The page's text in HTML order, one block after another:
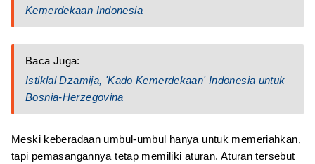
Kemerdekaan Indonesia
Baca Juga:
Istiklal Dzamija, 'Kado Kemerdekaan' Indonesia untuk
Bosnia-Herzegovina
Meski keberadaan umbul-umbul hanya untuk memeriahkan,
tapi pemasangannya tetap memiliki aturan. Aturan tersebut